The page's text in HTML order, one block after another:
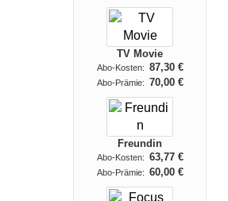
TV Movie
Abo-Kosten: 87,30 €
Abo-Prämie: 70,00 €
Freundin
Abo-Kosten: 63,77 €
Abo-Prämie: 60,00 €